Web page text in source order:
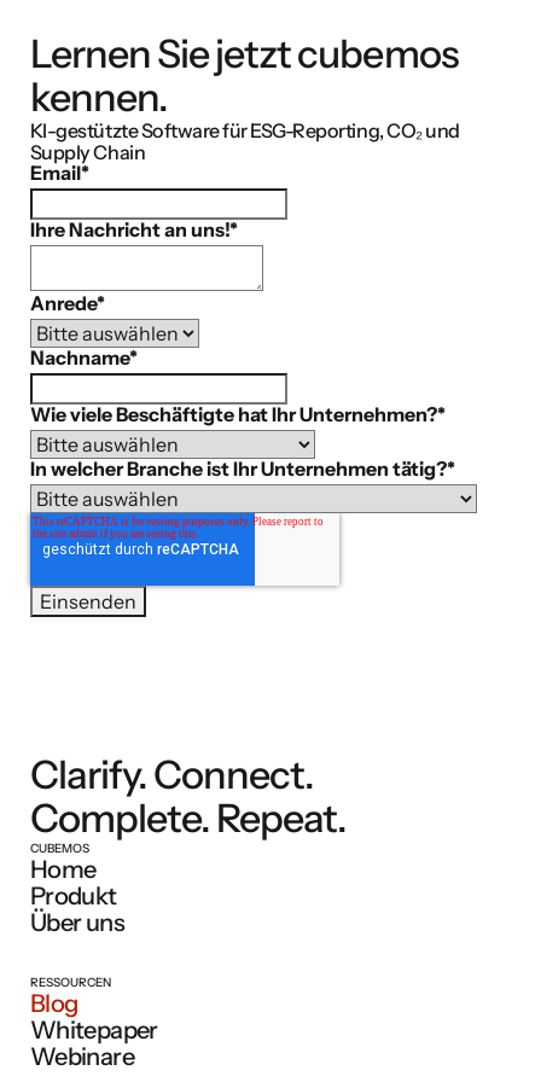
Lernen Sie jetzt cubemos
kennen.
KI-gestützte Software für ESG-Reporting, CO₂ und
Supply Chain
Email*
Ihre Nachricht an uns!*
Anrede*
Nachname*
Wie viele Beschäftigte hat Ihr Unternehmen?*
In welcher Branche ist Ihr Unternehmen tätig?*
Clarify. Connect.
Complete. Repeat.
CUBEMOS
Home
Produkt
Über uns
RESSOURCEN
Blog
Whitepaper
Webinare